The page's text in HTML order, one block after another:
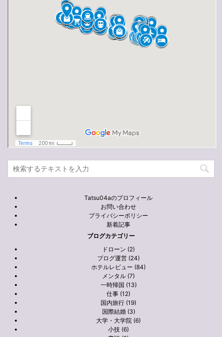
Tatsu04aのプロフィール
お問い合わせ
プライバシーポリシー
新着記事
ブログカテゴリー
ドローン (2)
ブログ運営 (24)
ホテルレビュー (84)
メンタル (7)
一時帰国 (13)
仕事 (12)
国内旅行 (19)
国際結婚 (3)
大学・大学院 (6)
小技 (6)